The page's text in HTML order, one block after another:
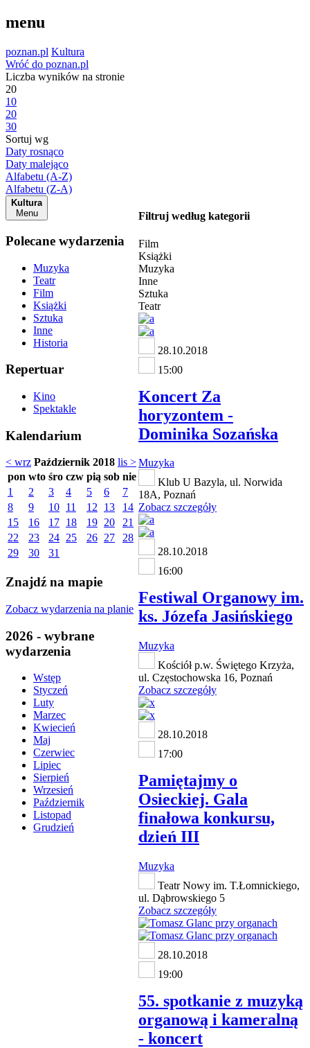
menu
poznan.pl Kultura
Wróć do poznan.pl
Liczba wyników na stronie
20
10
20
30
Sortuj wg
Daty rosnąco
Daty malejąco
Alfabetu (A-Z)
Alfabetu (Z-A)
Kultura
Menu
Polecane wydarzenia
Muzyka
Teatr
Film
Książki
Sztuka
Inne
Historia
Repertuar
Kino
Spektakle
Kalendarium
< wrz Październik 2018 lis >
pon wto śro czw pią sob nie
1
2 3 4 5 6
7
8
9 10 11 12 13
14
15
16 17 18 19 20
21
22
23 24 25 26 27
28
29
30 31
Znajdź na mapie
Zobacz wydarzenia na planie
2026 - wybrane
wydarzenia
Wstęp
Styczeń
Luty
Marzec
Kwiecień
Maj
Czerwiec
Lipiec
Sierpień
Wrzesień
Październik
Listopad
Grudzień
Filtruj według kategorii
Film
Książki
Muzyka
Inne
Sztuka
Teatr
28.10.2018
15:00
Koncert Za
horyzontem -
Dominika Sozańska
Muzyka
Klub U Bazyla, ul. Norwida
18A, Poznań
Zobacz szczegóły
28.10.2018
16:00
Festiwal Organowy im.
ks. Józefa Jasińskiego
Muzyka
Kościół p.w. Świętego Krzyża,
ul. Częstochowska 16, Poznań
Zobacz szczegóły
28.10.2018
17:00
Pamiętajmy o
Osieckiej. Gala
finałowa konkursu,
dzień III
Muzyka
Teatr Nowy im. T.Łomnickiego,
ul. Dąbrowskiego 5
Zobacz szczegóły
28.10.2018
19:00
55. spotkanie z muzyką
organową i kameralną
- koncert